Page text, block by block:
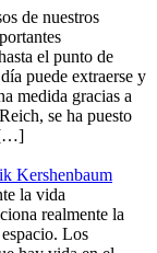
de nuestros
el punto de
puede extraerse y
medida gracias a
se ha puesto
[…]
Kershenbaum
la vida
realmente la
Los